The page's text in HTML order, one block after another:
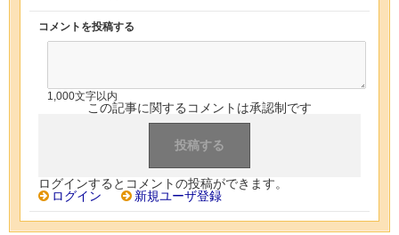
コメントを投稿する
1,000文字以内
この記事に関するコメントは承認制です
ログインするとコメントの投稿ができます。
ログイン
新規ユーザ登録